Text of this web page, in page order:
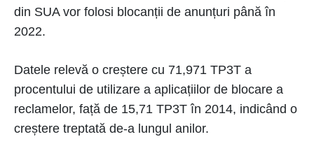
din SUA vor folosi blocanții de anunțuri până în
2022.
Datele relevă o creștere cu 71,971 TP3T a
procentului de utilizare a aplicațiilor de blocare a
reclamelor, față de 15,71 TP3T în 2014, indicând o
creștere treptată de-a lungul anilor.